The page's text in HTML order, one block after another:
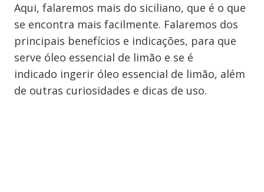
Aqui, falaremos mais do siciliano, que é o que
se encontra mais facilmente. Falaremos dos
principais benefícios e indicações, para que
serve óleo essencial de limão e se é
indicado ingerir óleo essencial de limão, além
de outras curiosidades e dicas de uso.